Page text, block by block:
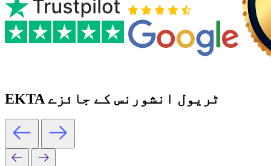
EKTA ٹریول انشورنس کے جائزے